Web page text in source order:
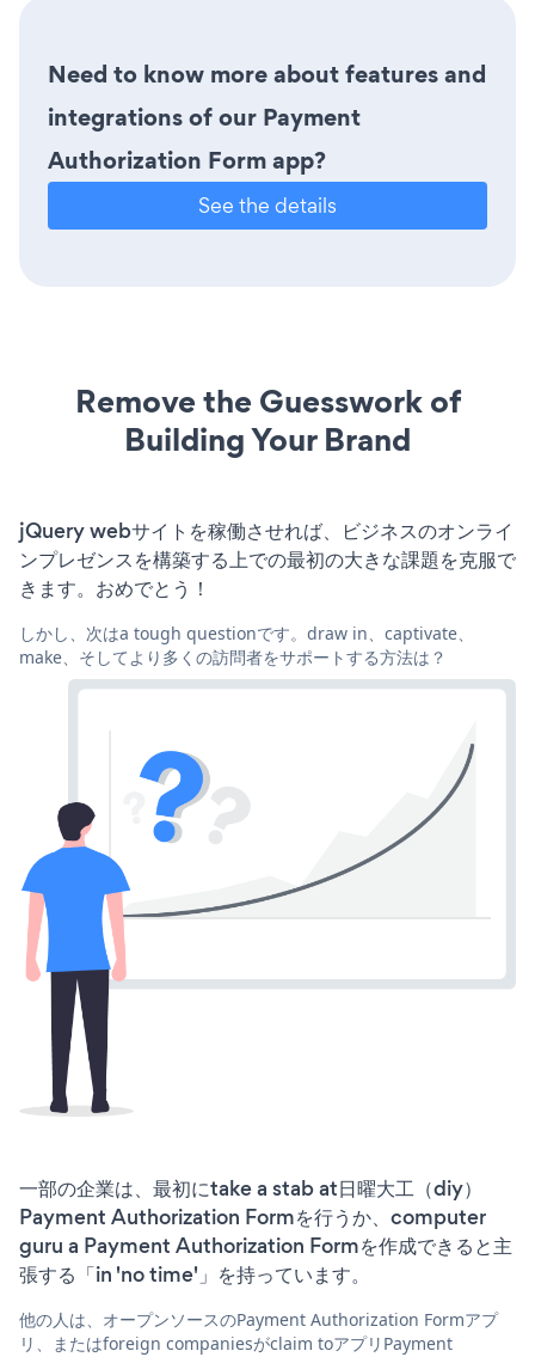
Need to know more about features and
integrations of our Payment
Authorization Form app?
See the details
Remove the Guesswork of
Building Your Brand
jQuery webサイトを稼働させれば、ビジネスのオンライ
ンプレゼンスを構築する上での最初の大きな課題を克服で
きます。おめでとう！
しかし、次はa tough questionです。draw in、captivate、
make、そしてより多くの訪問者をサポートする方法は？
一部の企業は、最初にtake a stab at日曜大工（diy）
Payment Authorization Formを行うか、computer
guru a Payment Authorization Formを作成できると主
張する「in 'no time'」を持っています。
他の人は、オープンソースのPayment Authorization Formアプ
リ、またはforeign companiesがclaim toアプリPayment